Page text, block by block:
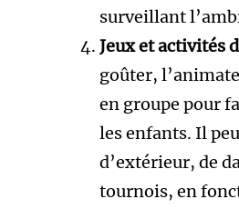
surveillant
Jeux et activités
goûter,
en groupe pour
les enfants. Il
d’extérieur, de
tournois, en